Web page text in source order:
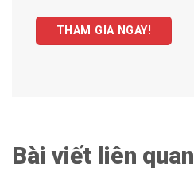
THAM GIA NGAY!
Bài viết liên quan